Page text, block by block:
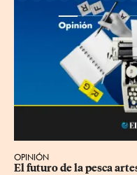
OPINIÓN
El futuro de la pesca